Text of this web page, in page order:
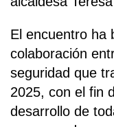
El encuentro ha
colaboración
seguridad que
2025, con el fin
desarrollo de